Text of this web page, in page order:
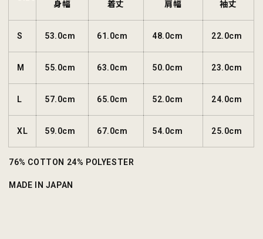
身幅
着丈
肩幅
袖丈
S 53.0cm 61.0cm 48.0cm 22.0cm
M 55.0cm 63.0cm 50.0cm 23.0cm
L 57.0cm 65.0cm 52.0cm 24.0cm
XL 59.0cm 67.0cm 54.0cm 25.0cm
76% COTTON 24% POLYESTER
MADE IN JAPAN